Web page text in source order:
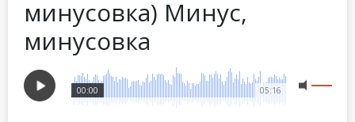
минусовка) Минус,
минусовка
05:16
00:00